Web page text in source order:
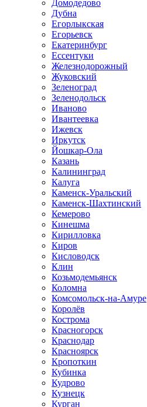
Домодедово
Дубна
Егорлыкская
Егорьевск
Екатеринбург
Ессентуки
Железнодорожный
Жуковский
Зеленоград
Зеленодольск
Иваново
Ивантеевка
Ижевск
Иркутск
Йошкар-Ола
Казань
Калининград
Калуга
Каменск-Уральский
Каменск-Шахтинский
Кемерово
Кинешма
Кирилловка
Киров
Кисловодск
Клин
Козьмодемьянск
Коломна
Комсомольск-на-Амуре
Королёв
Кострома
Красногорск
Краснодар
Красноярск
Кропоткин
Кубинка
Кудрово
Кузнецк
Курган